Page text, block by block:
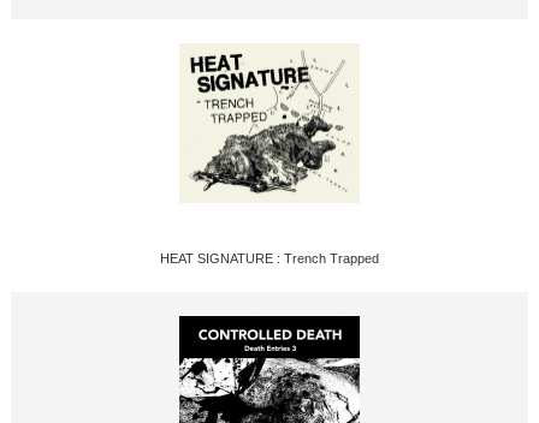
HEAT SIGNATURE : Trench Trapped